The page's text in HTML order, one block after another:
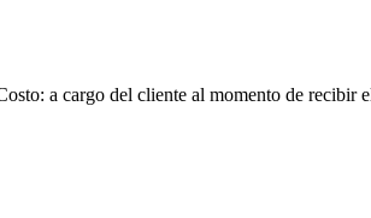
a cargo del cliente al momento de